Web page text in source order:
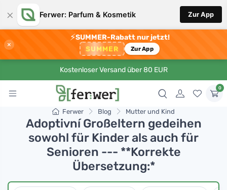
× Ferwer: Parfum & Kosmetik Zur App
×
⚡SUMMER-Rabatt nur jetzt!
SUMMER Zur App
Kostenloser Versand über 80 EUR
0
Ferwer Blog Mutter und Kind
Adoptivní Großeltern gedeihen
sowohl für Kinder als auch für
Senioren --- **Korrekte
Übersetzung:*